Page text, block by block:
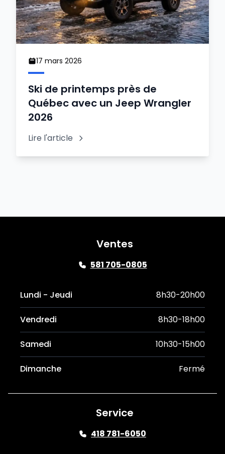
17 mars 2026
Ski de printemps près de
Québec avec un Jeep Wrangler
2026
Lire l'article
Ventes
581 705-0805
Lundi - Jeudi 8h30-20h00
Vendredi 8h30-18h00
Samedi 10h30-15h00
Dimanche Fermé
Service
418 781-6050